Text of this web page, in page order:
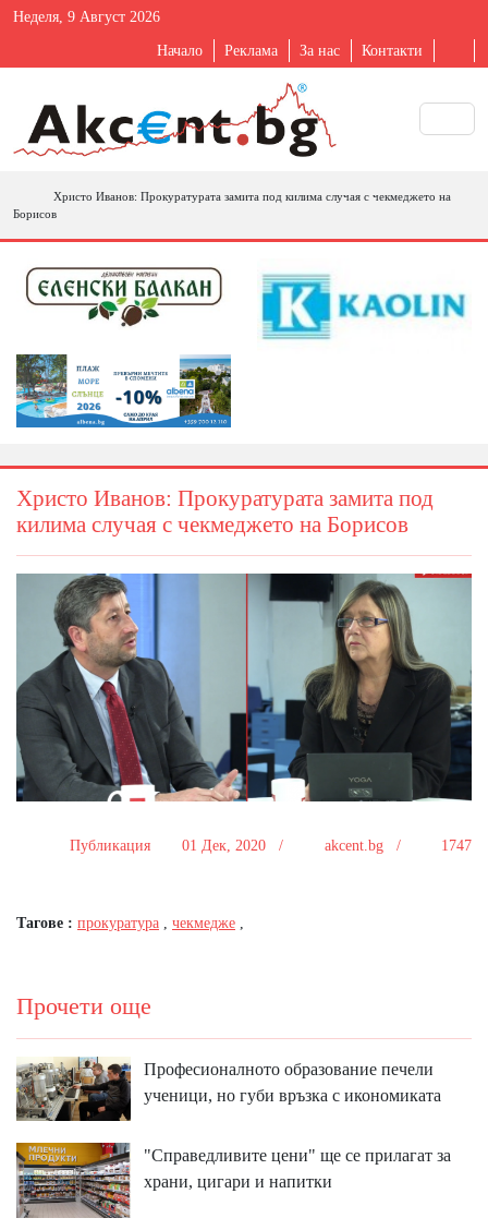
Неделя, 9 Август 2026
Начало Реклама За нас Контакти
Христо Иванов: Прокуратурата замита под килима случая с чекмеджето на
Борисов
Христо Иванов: Прокуратурата замита под
килима случая с чекмеджето на Борисов
Публикация 01 Дек, 2020 / akcent.bg / 1747
Тагове : прокуратура , чекмедже ,
Прочети още
Професионалното образование печели
ученици, но губи връзка с икономиката
"Справедливите цени" ще се прилагат за
храни, цигари и напитки